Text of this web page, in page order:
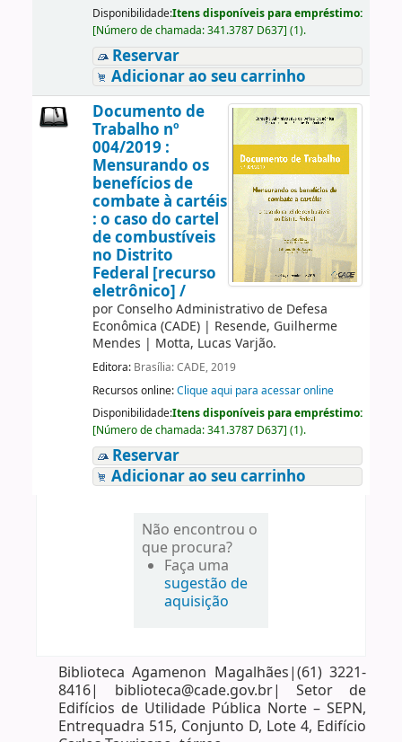
Disponibilidade:Itens disponíveis para empréstimo:
[Número de chamada:341.3787 D637] (1).
Reservar
Adicionar ao seu carrinho
Documento de
Trabalho nº
004/2019 :
Mensurando os
benefícios de
combate à cartéis
: o caso do cartel
de combustíveis
no Distrito
Federal [recurso
eletrônico] /
por Conselho Administrativo de Defesa
Econômica (CADE)| Resende, Guilherme
Mendes | Motta, Lucas Varjão.
Editora: Brasília: CADE, 2019
Recursos online:Clique aqui para acessar online
Disponibilidade:Itens disponíveis para empréstimo:
[Número de chamada:341.3787 D637] (1).
Reservar
Adicionar ao seu carrinho
Não encontrou o
que procura?
Faça uma
sugestão de
aquisição
Biblioteca Agamenon Magalhães|(61) 3221-
8416| biblioteca@cade.gov.br| Setor de
Edifícios de Utilidade Pública Norte – SEPN,
Entrequadra 515, Conjunto D, Lote 4, Edifício